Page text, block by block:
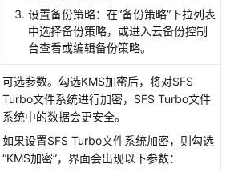
设置备份策略：在“备份策略”下拉列表
中选择备份策略，或进入云备份控制
台查看或编辑备份策略。
可选参数。勾选KMS加密后，将对SFS
Turbo文件系统进行加密，SFS Turbo文件
系统中的数据会更安全。
如果设置SFS Turbo文件系统加密，则勾选
“KMS加密”，界面会出现以下参数：